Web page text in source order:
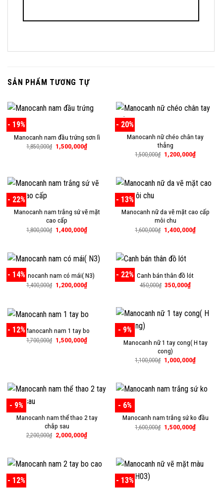
SẢN PHẨM TƯƠNG TỰ
- 19%
Manocanh nam đầu trứng sơn lì
1,850,000₫ Giá
gốc
1,500,000₫Giá
hiện
- 20%
Manocanh nữ chéo chân tay
thẳng
1,500,000₫ Giá
gốc
1,200,000₫Giá
hiện
- 22%
Manocanh nam trắng sứ vẽ mặt
cao cấp
1,800,000₫ Giá
gốc
1,400,000₫Giá
hiện
1,400,000₫.
- 13%
Manocanh nữ da vẽ mặt cao cấp
môi chu
1,600,000₫ Giá
gốc
1,400,000₫Giá
hiện
- 14%Manocanh nam có mái( N3)
1,400,000₫ Giá
gốc
1,200,000₫Giá
hiện
1,200,000₫.
- 22% Canh bán thân đồ lót
450,000₫ Giá
350,000₫Giá
350,000₫.
- 12%Manocanh nam 1 tay bo
1,700,000₫ Giá
gốc
1,500,000₫Giá
hiện
- 9%
Manocanh nữ 1 tay cong( H tay
cong)
1,100,000₫ Giá
gốc
1,000,000₫Giá
hiện
- 9%
Manocanh nam thể thao 2 tay
chắp sau
2,200,000₫ Giá
gốc
2,000,000₫Giá
hiện
2,000,000₫.
- 6%
Manocanh nam trắng sứ ko đầu
1,600,000₫ Giá
gốc
1,500,000₫Giá
hiện
- 12% - 13%